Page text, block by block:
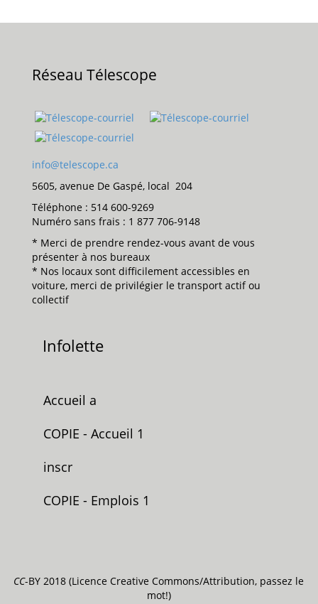
Réseau Télescope
info@telescope.ca
5605, avenue De Gaspé, local 204
Téléphone : 514 600-9269
Numéro sans frais : 1 877 706-9148
* Merci de prendre rendez-vous avant de vous
présenter à nos bureaux
* Nos locaux sont difficilement accessibles en
voiture, merci de privilégier le transport actif ou
collectif
Infolette
Accueil a
COPIE - Accueil 1
inscr
COPIE - Emplois 1
CC-BY 2018 (Licence Creative Commons/Attribution, passez le
mot!)